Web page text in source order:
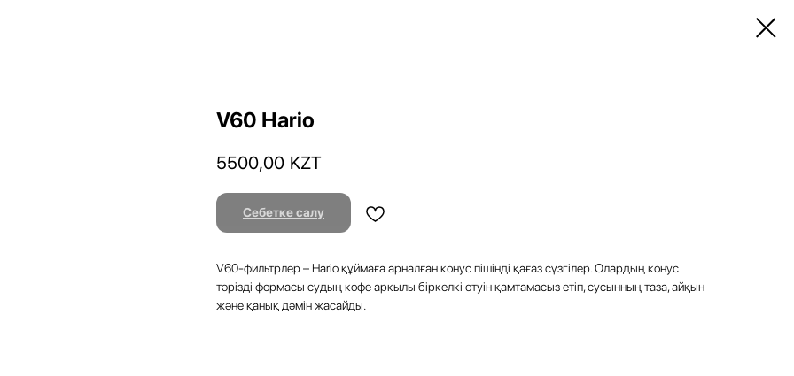
V60 Hario
5500,00 KZT
Себетке салу
V60-фильтрлер – Hario құймаға арналған конус пішінді қағаз сүзгілер. Олардың конус
тәрізді формасы судың кофе арқылы біркелкі өтуін қамтамасыз етіп, сусынның таза, айқын
және қанық дәмін жасайды.